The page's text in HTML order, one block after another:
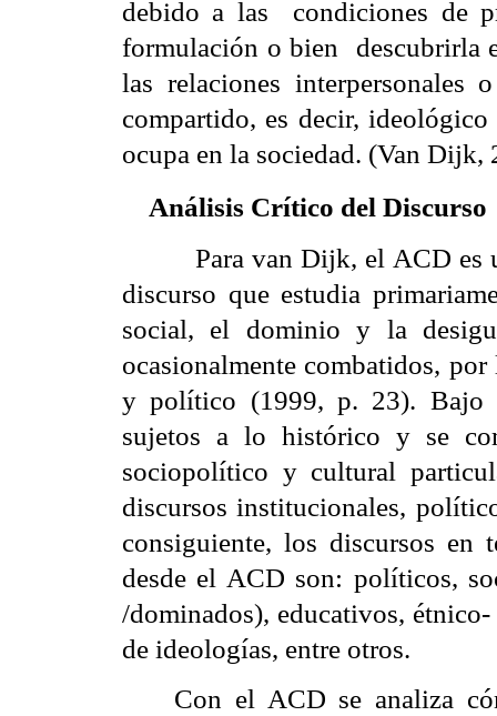
debido a las
condiciones de
formulación o bien
descubrirla
las relaciones interpersonales
compartido, es decir,
ocupa en la sociedad. (Van Dijk,
Análisis Crítico del Discurso
Para van Dijk, el ACD es
discurso que estudia
social, el dominio y la
ocasionalmente combatidos,
y político (1999, p. 23). Bajo
sujetos a lo histórico y se
sociopolítico y cultural
discursos institucionales,
consiguiente, los discursos en
desde el ACD son: políticos,
/dominados), educativos,
de ideologías, entre otros.
Con el ACD se analiza